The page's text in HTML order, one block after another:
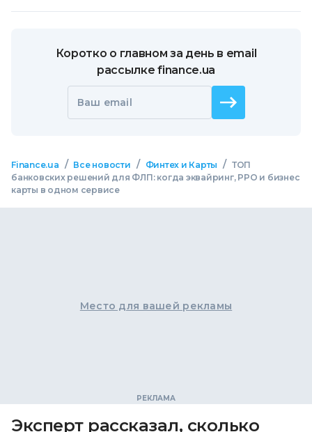
Коротко о главном за день в email
рассылке finance.ua
Ваш email
Finance.ua / Все новости / Финтех и Карты / ТОП
банковских решений для ФЛП: когда эквайринг, РРО и бизнес
карты в одном сервисе
Место для вашей рекламы
Эксперт рассказал, сколько